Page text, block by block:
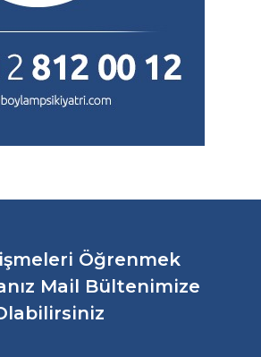
Öğrenmek
Mail Bültenimize